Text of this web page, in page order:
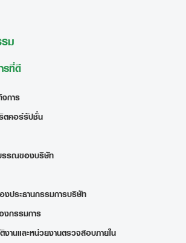
ม
รที่ดี
การ
ตคอร์รัปชั่น
รรณของบริษัท
งประธานกรรมการบริษัท
งกรรมการ
งานและหน่วยงานตรวจสอบภายใน